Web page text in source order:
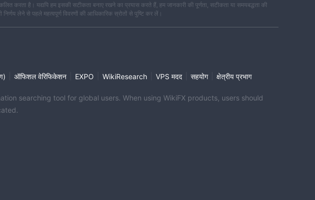
करता है। यद्यपि हम इसकी सटीकता बनाए रखने का प्रयास करते हैं, हम जानकारी की पूर्णता, सटीकता या समयबद्धता की
लेने से पहले महत्वपूर्ण विवरणों की आधिकारिक स्रोतों से पुष्टि कर लें।
ऑफिशल वेरिफिकेशन EXPO WikiResearch VPS मदद सहयोग क्षेत्रीय प्रभाग
searching tool for global users. When using WikiFX products, users should